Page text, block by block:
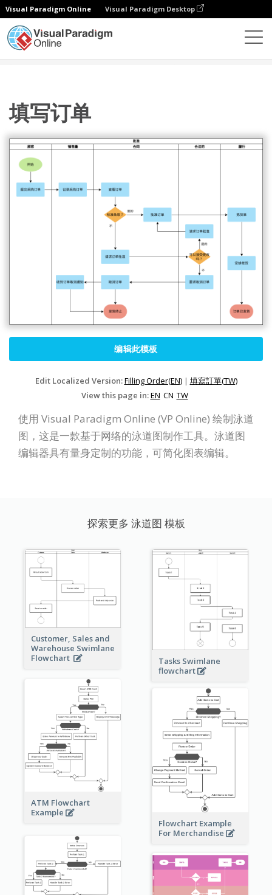
Visual Paradigm Online Visual Paradigm Desktop
填写订单
编辑此模板
Edit Localized Version:Filling Order(EN)| 填寫訂單(TW)
View this page in:EN CN TW
使用 Visual Paradigm Online (VP Online) 绘制泳道
图，这是一款基于网络的泳道图制作工具。泳道图
编辑器具有量身定制的功能，可简化图表编辑。
探索更多 泳道图 模板
Customer, Sales and
Warehouse Swimlane
Flowchart
Tasks Swimlane
flowchart
ATM Flowchart
Example
Flowchart Example
For Merchandise